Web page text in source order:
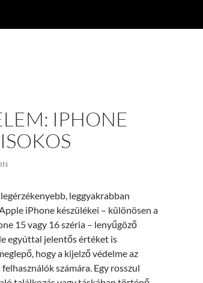
IPHONE
leggyakrabban
iPhone készülékei – különösen a
15 vagy 16 széria – lenyűgöző
egyúttal jelentős értéket is
hogy a kijelző védelme az
számára. Egy rosszul